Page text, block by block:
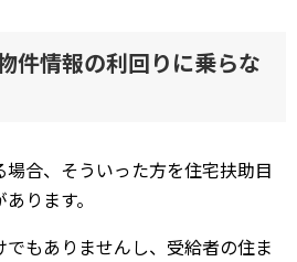
件情報の利回りに乗らな
合、そういった方を住宅扶助目
ります。
もありませんし、受給者の住ま